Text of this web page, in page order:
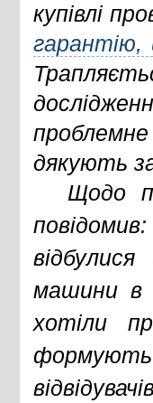
купівлі
гарантію,
дякують
Щодо
машини в
хотіли